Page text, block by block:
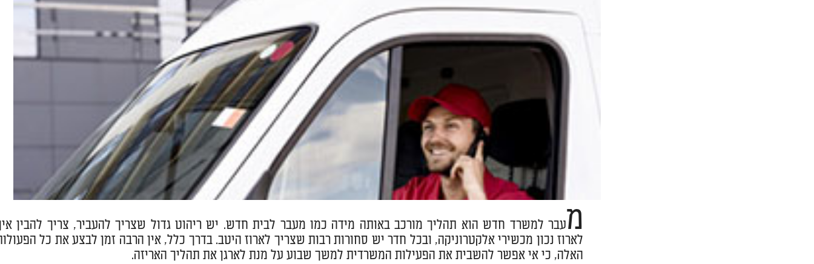
מעבר למשרד חדש הוא תהליך מורכב באותה מידה כמו מעבר לבית חדש. יש ריהוט גדול שצריך להעביר, צריך להבין
לארוז נכון מכשירי אלקטרוניקה, ובכל חדר יש סחורות רבות שצריך לארוז היטב. בדרך כלל, אין הרבה זמן לבצע את כל
האלה, כי אי אפשר להשבית את הפעילות המשרדית למשך שבוע על מנת לארגן את תהליך האריזה.